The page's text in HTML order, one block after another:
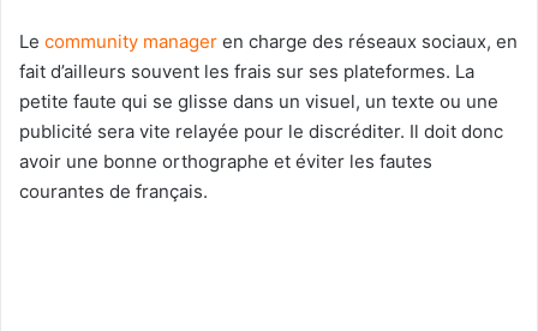
Le community manager en charge des réseaux sociaux, en
fait d’ailleurs souvent les frais sur ses plateformes. La
petite faute qui se glisse dans un visuel, un texte ou une
publicité sera vite relayée pour le discréditer. Il doit donc
avoir une bonne orthographe et éviter les fautes
courantes de français.